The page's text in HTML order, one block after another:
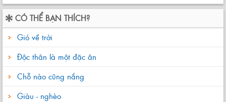
CÓ THỂ BẠN THÍCH?
Gió về trời
Độc thân là một đặc ân
Chỗ nào cũng nắng
Giàu - nghèo